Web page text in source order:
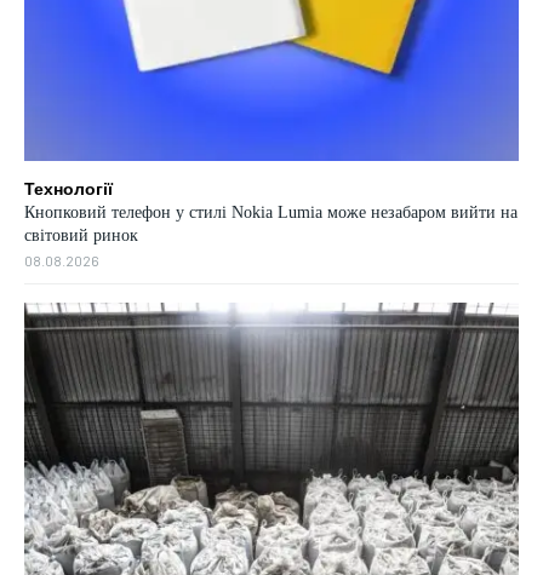
Технології
Кнопковий телефон у стилі Nokia Lumia може незабаром вийти на
світовий ринок
08.08.2026